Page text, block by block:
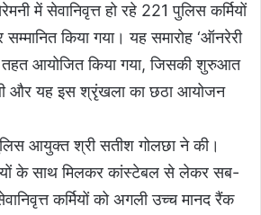
में सेवानिवृत्त हो रहे 221 पुलिस कर्मियों
सम्मानित किया गया। यह समारोह ‘ऑनरेरी
आयोजित किया गया, जिसकी शुरुआत
और यह इस श्रृंखला का छठा आयोजन
आयुक्त श्री सतीश गोलछा ने की।
के साथ मिलकर कांस्टेबल से लेकर सब-
कर्मियों को अगली उच्च मानद रैंक